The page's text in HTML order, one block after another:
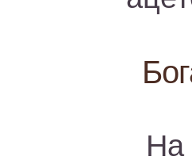
На